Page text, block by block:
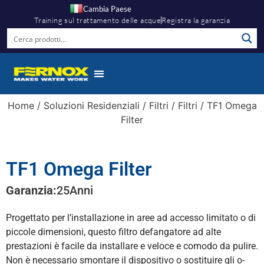
Cambia Paese
Training sul trattamento delle acqueRegistra la garanzia
Home/ Soluzioni Residenziali / Filtri / Filtri / TF1 Omega
Filter
TF1 Omega Filter
Garanzia:25Anni
Progettato per l’installazione in aree ad accesso limitato o di
piccole dimensioni, questo filtro defangatore ad alte
prestazioni è facile da installare e veloce e comodo da pulire.
Non è necessario smontare il dispositivo o sostituire gli o-